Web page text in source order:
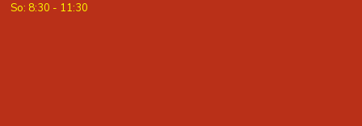
So: 8:30 - 11:30